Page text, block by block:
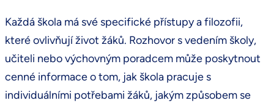
Každá škola má své specifické přístupy a filozofii,
které ovlivňují život žáků. Rozhovor s vedením školy,
učiteli nebo výchovným poradcem může poskytnout
cenné informace o tom, jak škola pracuje s
individuálními potřebami žáků, jakým způsobem se